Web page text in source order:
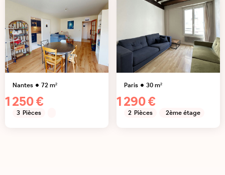
Nantes 72m²
1 250 €
3 Pièces
Paris 30m²
1 290 €
2 Pièces 2ème étage